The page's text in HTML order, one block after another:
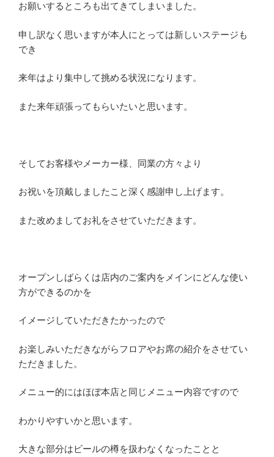
お願いするところも出てきてしまいました。
申し訳なく思いますが本人にとっては新しいステージも
でき
来年はより集中して挑める状況になります。
また来年頑張ってもらいたいと思います。
そしてお客様やメーカー様、同業の方々より
お祝いを頂戴しましたこと深く感謝申し上げます。
また改めましてお礼をさせていただきます。
オープンしばらくは店内のご案内をメインにどんな使い
方ができるのかを
イメージしていただきたかったので
お楽しみいただきながらフロアやお席の紹介をさせてい
ただきました。
メニュー的にはほぼ本店と同じメニュー内容ですので
わかりやすいかと思います。
大きな部分はビールの樽を扱わなくなったことと